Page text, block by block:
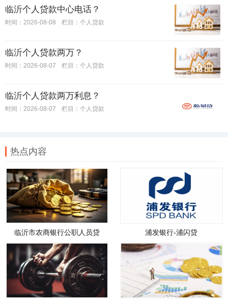
临沂个人贷款中心电话？
时间：2026-08-08 栏目： 个人贷款
临沂个人贷款两万？
时间：2026-08-07 栏目： 个人贷款
临沂个人贷款两万利息？
时间：2026-08-07 栏目： 个人贷款
热点内容
临沂市农商银行公职人员贷
款，临沂市农商银行公职人员
贷款政策
浦发银行-浦闪贷